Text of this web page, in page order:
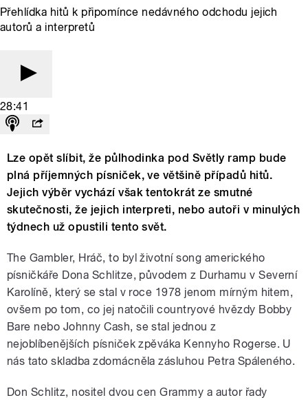
Přehlídka hitů k připomínce nedávného odchodu jejich
autorů a interpretů
28:41
Lze opět slíbit, že půlhodinka pod Světly ramp bude
plná příjemných písniček, ve většině případů hitů.
Jejich výběr vychází však tentokrát ze smutné
skutečnosti, že jejich interpreti, nebo autoři v minulých
týdnech už opustili tento svět.
The Gambler, Hráč, to byl životní song amerického
písničkáře Dona Schlitze, původem z Durhamu v Severní
Karolíně, který se stal v roce 1978 jenom mírným hitem,
ovšem po tom, co jej natočili countryové hvězdy Bobby
Bare nebo Johnny Cash, se stal jednou z
nejoblíbenějších písniček zpěváka Kennyho Rogerse. U
nás tato skladba zdomácněla zásluhou Petra Spáleného.
Don Schlitz, nositel dvou cen Grammy a autor řady